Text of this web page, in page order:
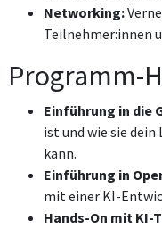
Networking:
Teilnehmer:innen
Programm-
Einführung in die
ist und wie sie
kann.
Einführung in
mit einer KI-
Hands-On mit KI-